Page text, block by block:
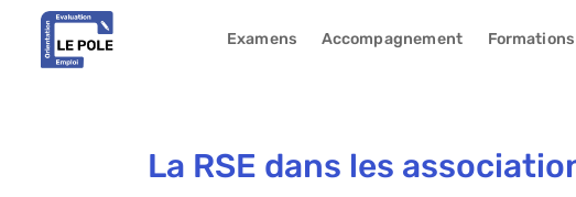
Examens Accompagnement Formations
La RSE dans les